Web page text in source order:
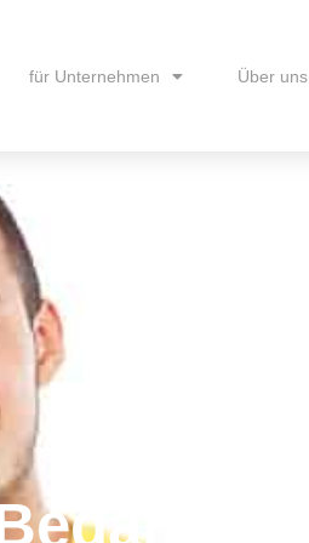
für Unternehmen Über uns
zur